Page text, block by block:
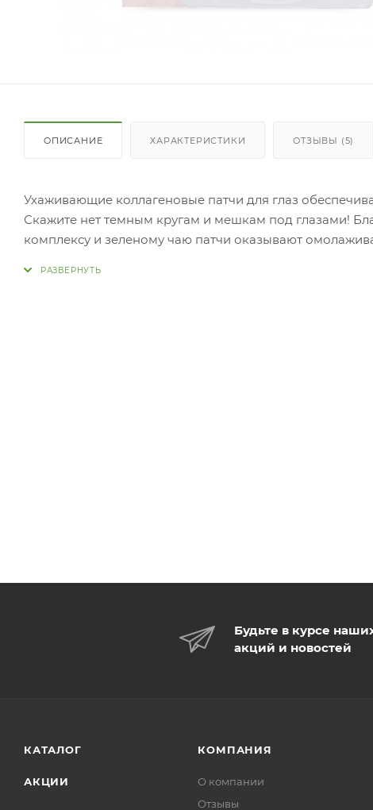
ОПИСАНИЕ ХАРАКТЕРИСТИКИ ОТЗЫВЫ (5)
Ухаживающие коллагеновые патчи для глаз
Скажите нет темным кругам и мешкам под глазами!
комплексу и зеленому чаю патчи оказывают
Будьте в курсе
акций и новостей
КАТАЛОГ
АКЦИИ
КОМПАНИЯ
О компании
Отзывы